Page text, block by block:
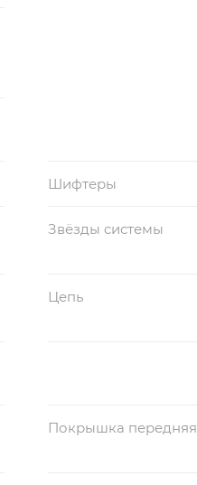
Шифтеры
Звёзды системы
Цепь
Покрышка передняя